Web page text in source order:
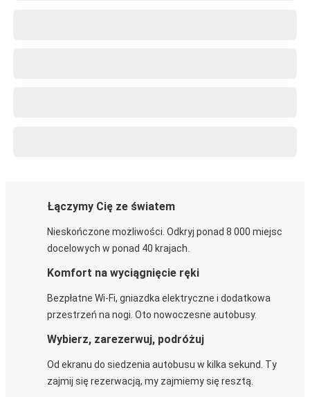
Łączymy Cię ze światem
Nieskończone możliwości. Odkryj ponad 8 000 miejsc
docelowych w ponad 40 krajach.
Komfort na wyciągnięcie ręki
Bezpłatne Wi-Fi, gniazdka elektryczne i dodatkowa
przestrzeń na nogi. Oto nowoczesne autobusy.
Wybierz, zarezerwuj, podróżuj
Od ekranu do siedzenia autobusu w kilka sekund. Ty
zajmij się rezerwacją, my zajmiemy się resztą.